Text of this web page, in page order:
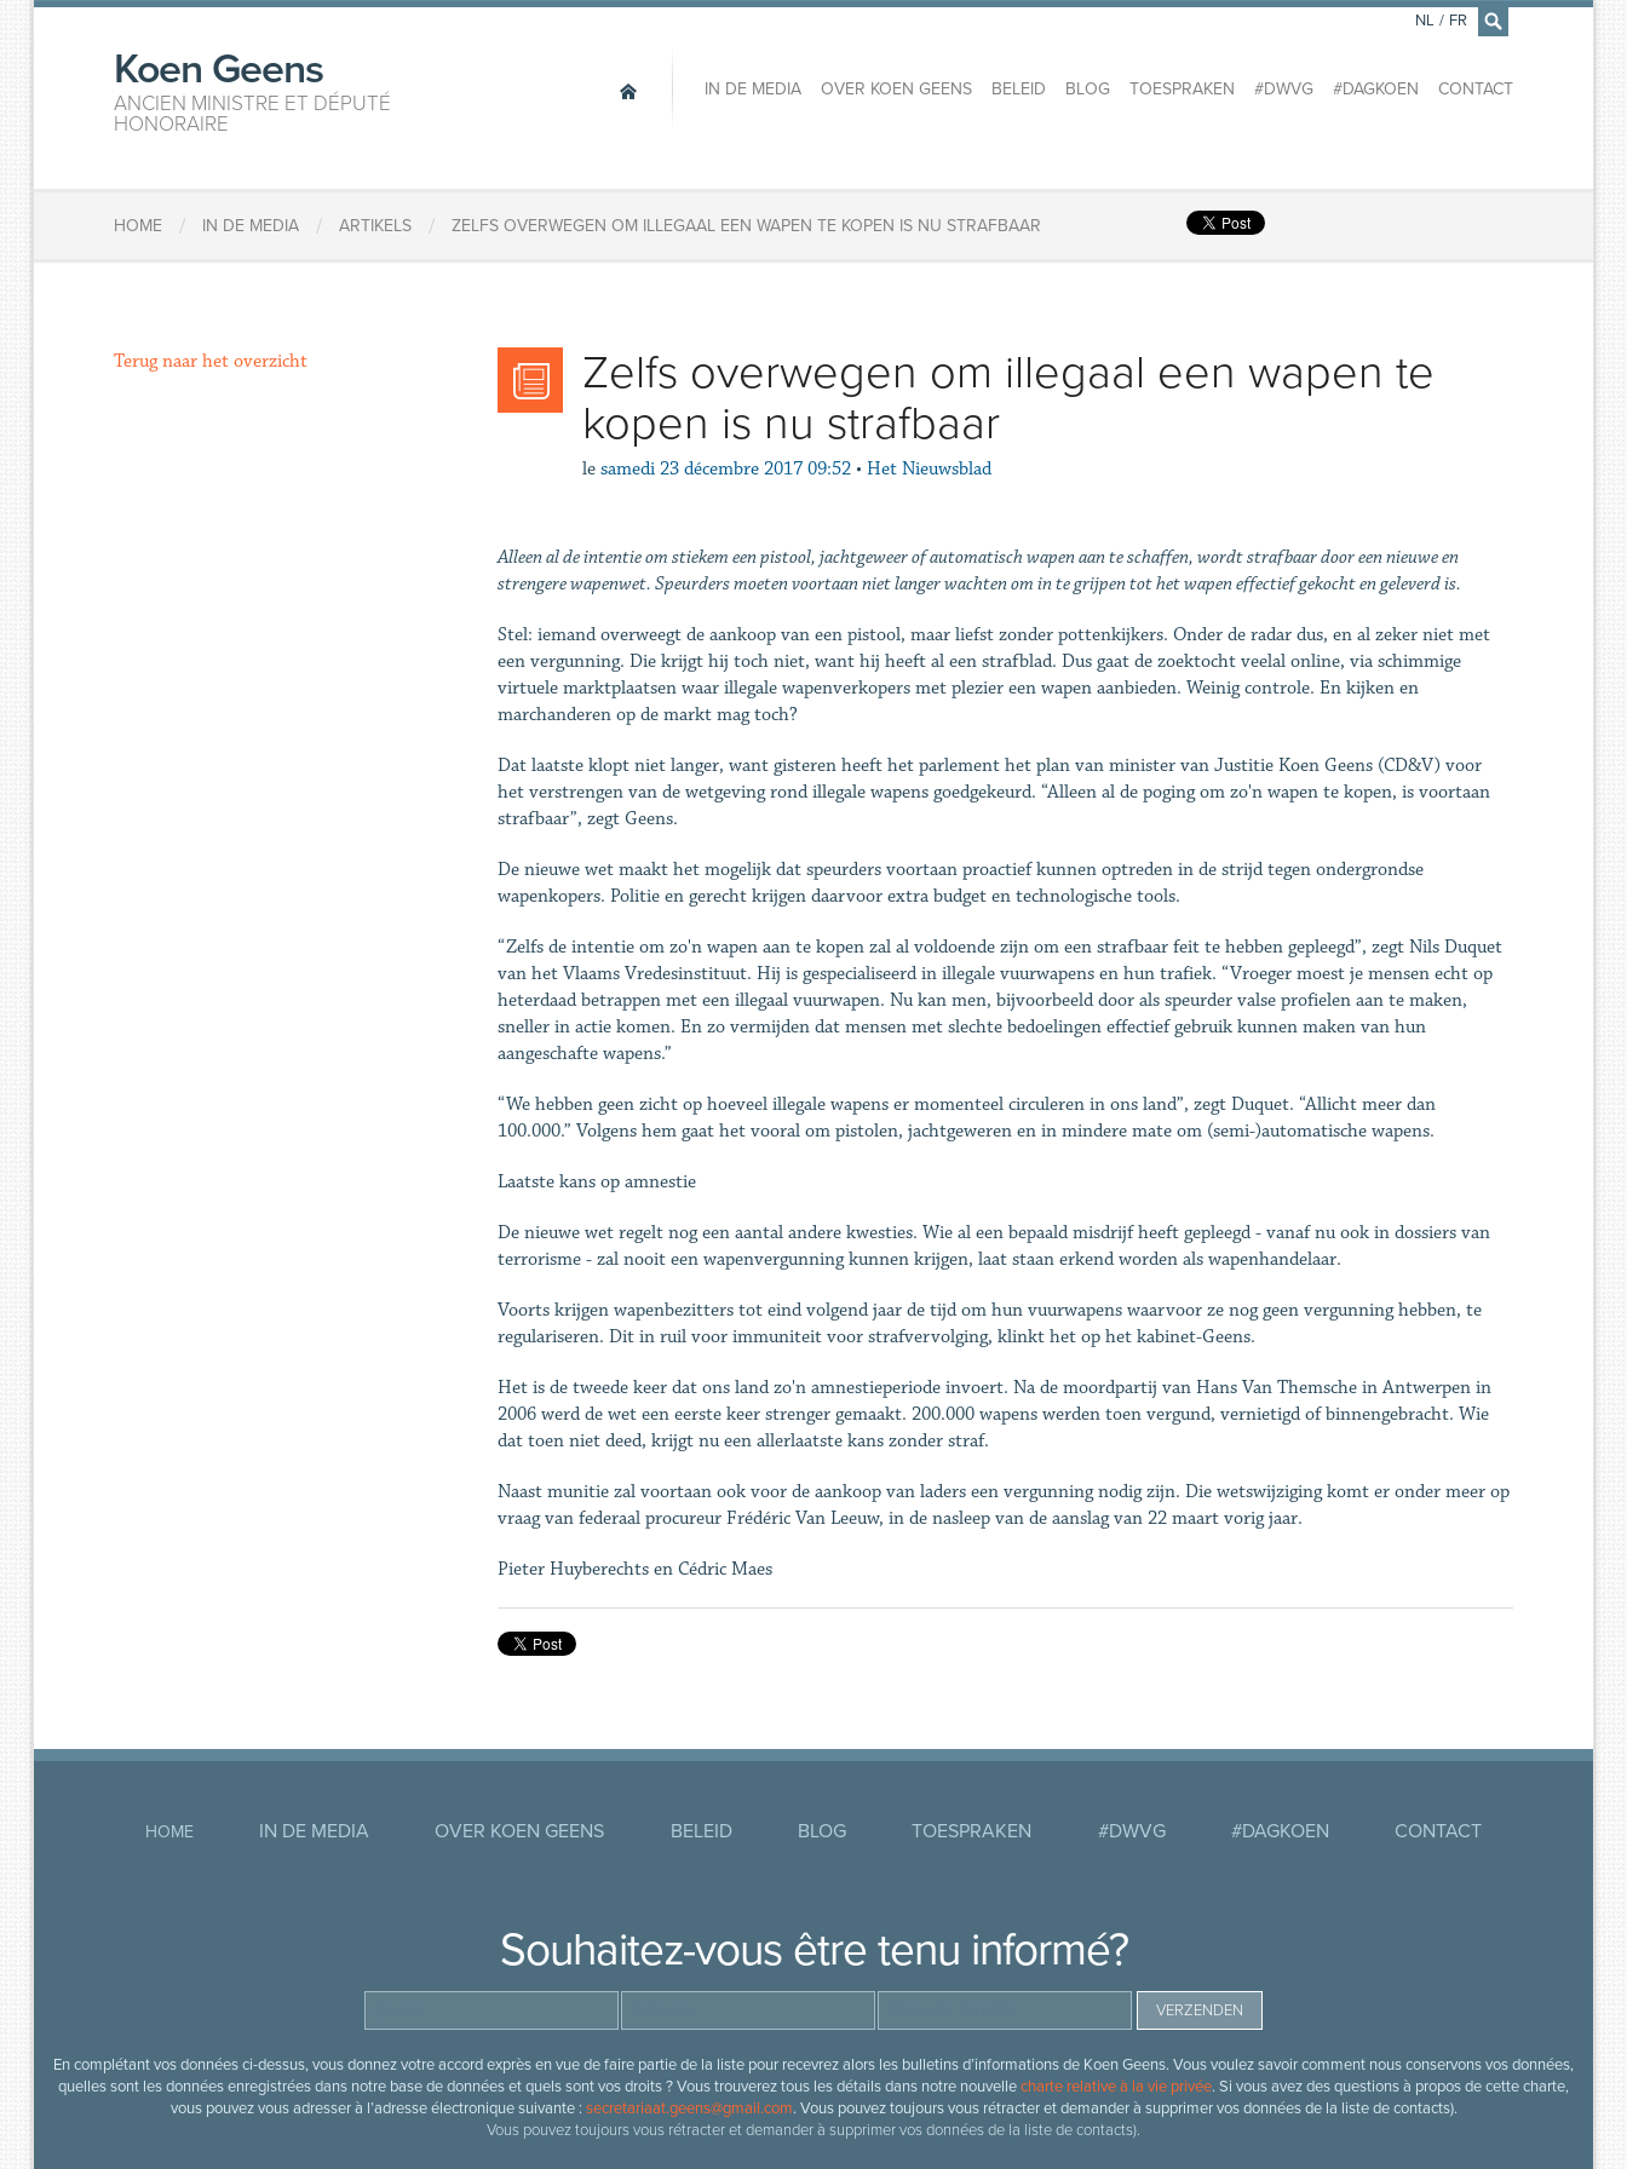
×
Koen Geens
ANCIEN MINISTRE ET DÉPUTÉ
HONORAIRE
IN DE MEDIA OVER KOEN GEENS BELEID BLOG TOESPRAKEN #DWVG #DAGKOEN CONTACT
NL / FR
HOME / IN DE MEDIA / ARTIKELS / ​ZELFS OVERWEGEN OM ILLEGAAL EEN WAPEN TE KOPEN IS NU STRAFBAAR
​Zelfs overwegen om illegaal een wapen te
kopen is nu strafbaar
le samedi 23 décembre 2017 09:52 • Het Nieuwsblad
Alleen al de intentie om stiekem een pistool, jachtgeweer of automatisch wapen aan te schaffen, wordt strafbaar door een nieuwe en
strengere wapenwet. Speurders moeten voortaan niet langer wachten om in te grijpen tot het ­wapen effectief gekocht en geleverd is.
Stel: iemand overweegt de aankoop van een pistool, maar liefst zonder pottenkijkers. Onder de radar dus, en al zeker niet met
een vergunning. Die krijgt hij toch niet, want hij heeft al een strafblad. Dus gaat de zoektocht veelal online, via schimmige
virtuele marktplaatsen waar illegale wapenverkopers met plezier een wapen aanbieden. Weinig controle. En kijken en
marchanderen op de markt mag toch?
Dat laatste klopt niet langer, want gisteren heeft het parlement het plan van minister van Justitie Koen Geens (CD&V) voor
het verstrengen van de wetgeving rond illegale wapens goedgekeurd. “Alleen al de poging om zo'n wapen te kopen, is voortaan
strafbaar”, zegt Geens.
De nieuwe wet maakt het mogelijk dat speurders voortaan proactief kunnen optreden in de strijd tegen ondergrondse
wapenkopers. Politie en gerecht krijgen daarvoor extra budget en technologische tools.
“Zelfs de intentie om zo'n wapen aan te kopen zal al voldoende zijn om een strafbaar feit te hebben gepleegd”, zegt Nils Duquet
van het Vlaams Vredes­instituut. Hij is gespecialiseerd in illegale vuurwapens en hun trafiek. “Vroeger moest je mensen echt op
heterdaad betrappen met een illegaal vuurwapen. Nu kan men, bijvoorbeeld door als speurder valse profielen aan te maken,
sneller in actie komen. En zo vermijden dat mensen met slechte bedoelingen effectief gebruik kunnen maken van hun
aangeschafte wapens.”
“We hebben geen zicht op hoeveel illegale wapens er momenteel circuleren in ons land”, zegt Duquet. “Allicht meer dan
100.000.” Volgens hem gaat het vooral om pistolen, jachtgeweren en in mindere mate om (semi-)automatische wapens.
Laatste kans op amnestie
De nieuwe wet regelt nog een aantal andere kwesties. Wie al een bepaald misdrijf heeft gepleegd - vanaf nu ook in dossiers van
terrorisme - zal nooit een wapenvergunning kunnen krijgen, laat staan erkend worden als wapenhandelaar.
Voorts krijgen wapenbezitters tot eind volgend jaar de tijd om hun vuurwapens waarvoor ze nog geen vergunning hebben, te
regulariseren. Dit in ruil voor immuniteit voor strafvervolging, klinkt het op het kabinet-Geens.
Het is de tweede keer dat ons land zo'n amnestie­periode invoert. Na de moordpartij van Hans Van Themsche in Antwerpen in
2006 werd de wet een eerste keer strenger gemaakt. 200.000 wapens werden toen vergund, vernietigd of binnengebracht. Wie
dat toen niet deed, krijgt nu een allerlaatste kans zonder straf.
Naast munitie zal voortaan ook voor de aankoop van laders een vergunning nodig zijn. Die wetswijziging komt er onder meer op
vraag van federaal ­procureur Frédéric Van Leeuw, in de nasleep van de aanslag van 22 maart vorig jaar.
Pieter Huyberechts en Cédric Maes
Terug naar het overzicht
HOME IN DE MEDIA OVER KOEN GEENS BELEID BLOG TOESPRAKEN #DWVG #DAGKOEN CONTACT
Souhaitez-vous être tenu informé?
En complétant vos données ci-dessus, vous donnez votre accord exprès en vue de faire partie de la liste pour recevrez alors les bulletins d’informations de Koen Geens. Vous voulez savoir comment nous conservons vos données,
quelles sont les données enregistrées dans notre base de données et quels sont vos droits ? Vous trouverez tous les détails dans notre nouvellecharte relative à la vie privée. Si vous avez des questions à propos de cette charte,
vous pouvez vous adresser à l’adresse électronique suivante : secretariaat.geens@gmail.com. Vous pouvez toujours vous rétracter et demander à supprimer vos données de la liste de contacts).
Vous pouvez toujours vous rétracter et demander à supprimer vos données de la liste de contacts).